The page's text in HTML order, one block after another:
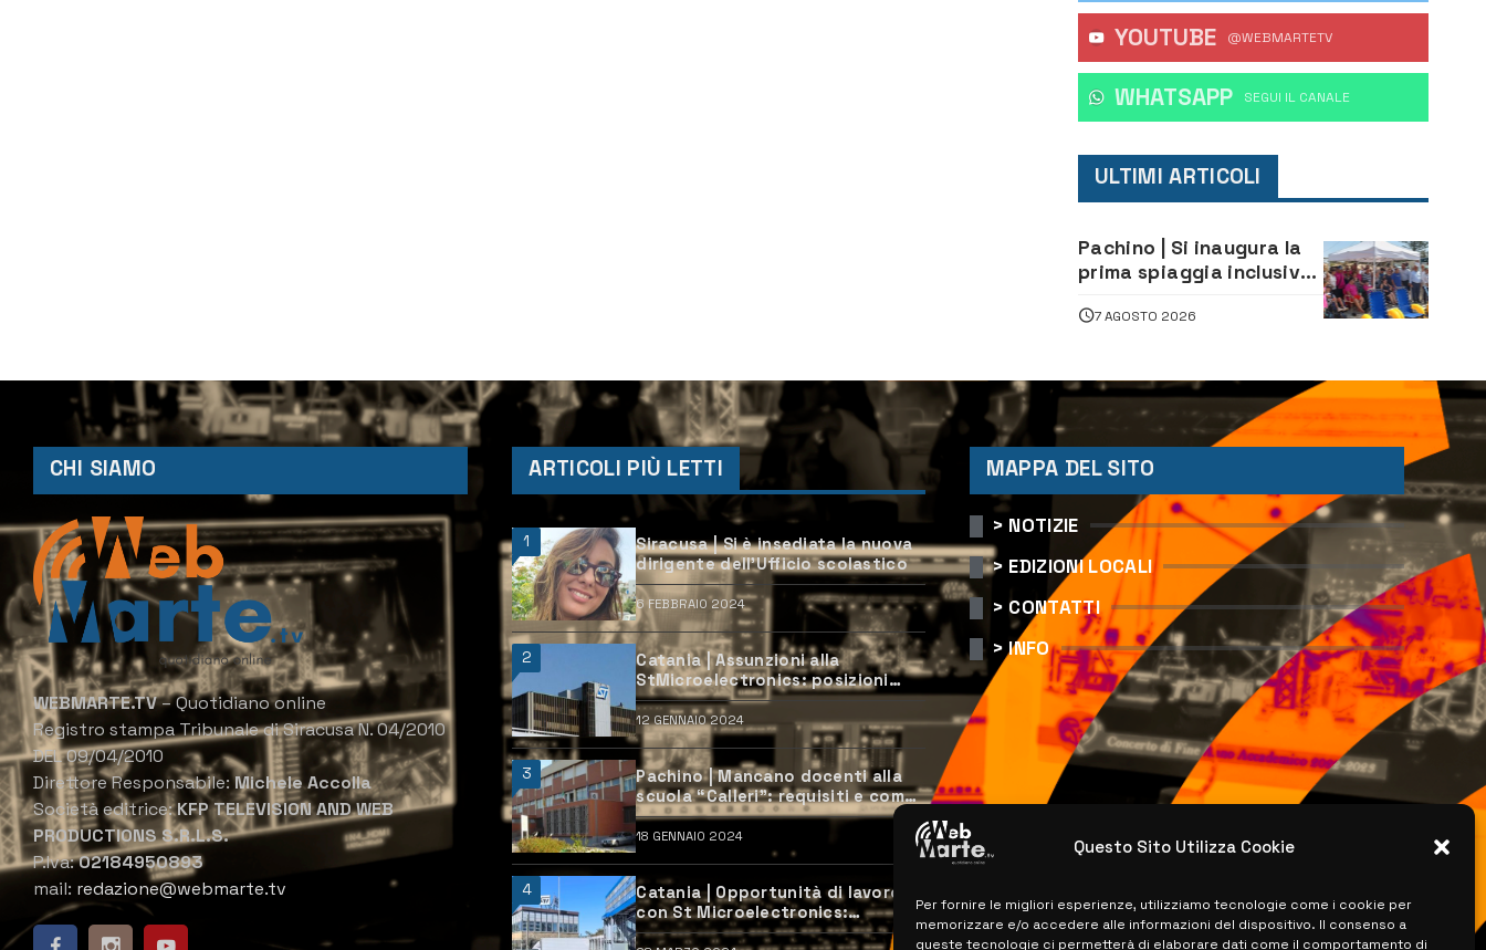
Questo Sito Utilizza Cookie
Per fornire le migliori esperienze, utilizziamo tecnologie come i cookie per
memorizzare e/o accedere alle informazioni del dispositivo. Il consenso a
queste tecnologie ci permetterà di elaborare dati come il comportamento di
YOUTUBE @WEBMARTETV
WHATSAPP ‎SEGUI IL CANALE
ULTIMI ARTICOLI
Pachino | Si inaugura la
prima spiaggia inclusiva
assistenza e prevenzione
7 AGOSTO 2026
CHI SIAMO
WEBMARTE.TV– Quotidiano online
Registro stampa Tribunale di Siracusa N. 04/2010
DEL 09/04/2010
Direttore Responsabile:Michele Accolla
Società editrice:KFP TELEVISION AND WEB
PRODUCTIONS S.R.L.S.
P.Iva:02184950893
mail: redazione@webmarte.tv
ARTICOLI PIÙ LETTI
1
Siracusa | Si è insediata la nuova
dirigente dell’Ufficio scolastico
6 FEBBRAIO 2024
2
Catania | Assunzioni alla
StMicroelectronics: posizioni
aperte e come candidarsi
12 GENNAIO 2024
3
Pachino | Mancano docenti alla
scuola “Calleri”: requisiti e come
candidarsi
18 GENNAIO 2024
4
Catania | Opportunità di lavoro
con St Microelectronics:
centinaia di assunzioni previste
MAPPA DEL SITO
> NOTIZIE
> EDIZIONI LOCALI
> CONTATTI
> INFO